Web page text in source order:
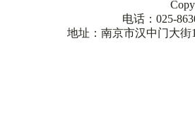
电话：025-
地址：南京市汉中门大